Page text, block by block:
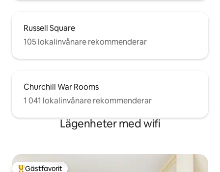
Russell Square
105 lokalinvånare rekommenderar
Churchill War Rooms
1 041 lokalinvånare rekommenderar
Lägenheter med wifi
Gästfavorit